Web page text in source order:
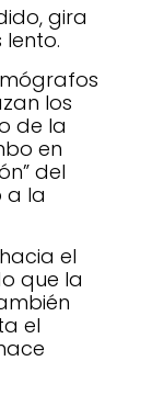
gira
los
de la
en
del
a la
el
que la
el